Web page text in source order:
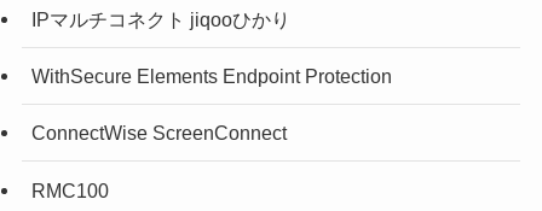
IPマルチコネクト jiqooひかり
WithSecure Elements Endpoint Protection
ConnectWise ScreenConnect
RMC100